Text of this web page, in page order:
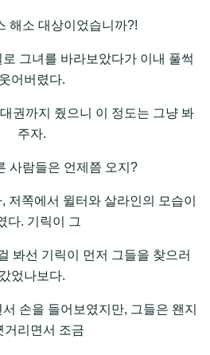
해소 대상이었습니까?!
그녀를 바라보았다가 이내 풀썩
웃어버렸다.
권까지 줬으니 이 정도는 그냥 봐
주자.
사람들은 언제쯤 오지?
저쪽에서 윌터와 살라인의 모습이
다. 기릭이 그
봐선 기릭이 먼저 그들을 찾으러
갔었나보다.
손을 들어보였지만, 그들은 왠지
거리면서 조금